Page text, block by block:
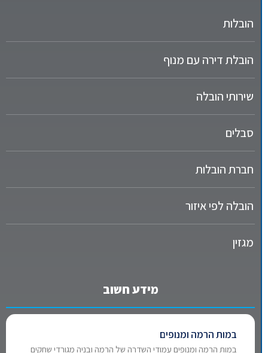
הובלות
הובלת דירה עם מנוף
שירותי הובלה
סבלים
חברת הובלות
הובלה לפי איזור
מגזין
מידע חשוב
במות הרמה ומנופים
במות הרמה ומנופים עמודי השדרה של הרמה ובניה מגורדי שחקים